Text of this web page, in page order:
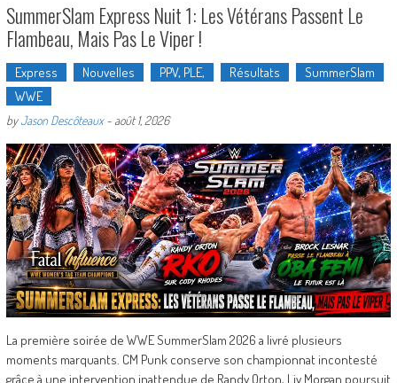
SummerSlam Express Nuit 1: Les Vétérans Passent Le
Flambeau, Mais Pas Le Viper !
Express Nouvelles PPV, PLE, Résultats
SummerSlam
WWE
byJason Descôteaux- août 1, 2026
La première soirée de WWE SummerSlam 2026 a livré plusieurs
moments marquants. CM Punk conserve son championnat incontesté
grâce à une intervention inattendue de Randy Orton, Liv Morgan poursuit